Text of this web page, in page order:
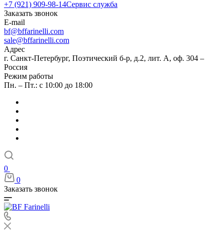
+7 (921) 909-98-14Сервис служба
Заказать звонок
E-mail
bf@bffarinelli.com
sale@bffarinelli.com
Адрес
г. Санкт-Петербург, Поэтический б-р, д.2, лит. А, оф. 304 –
Россия
Режим работы
Пн. – Пт.: с 10:00 до 18:00
0
0
Заказать звонок